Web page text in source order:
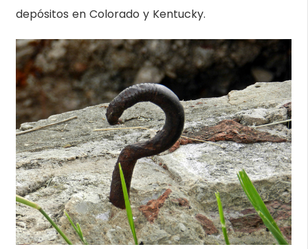
depósitos en Colorado y Kentucky.